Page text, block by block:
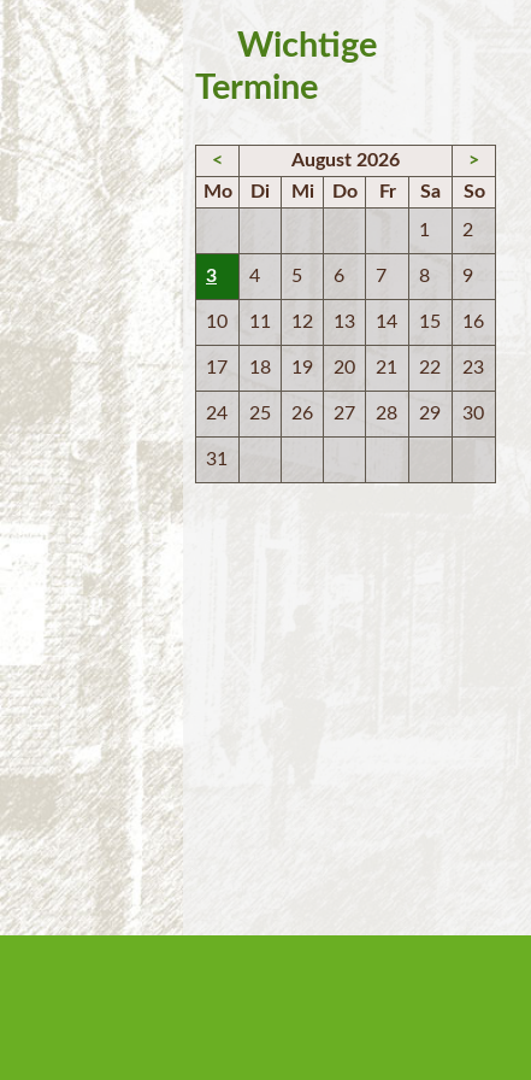
Wichtige
Termine
< August 2026
>
Mo
Di Mi Do Fr Sa
So
1
2
3 4 5 6 7 8 9
10 11 12 13 14 15 16
17 18 19 20 21 22 23
24 25 26 27 28 29 30
31